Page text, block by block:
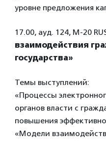
уровне предложения
17.00, ауд. 124, М-20
взаимодействия
государства»
Темы выступлений:
«Процессы
органов власти с
повышения
«Модели